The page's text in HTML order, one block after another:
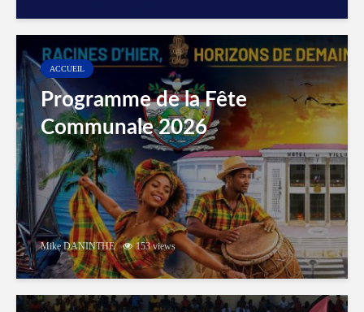
ACCUEIL
Programme de la Fête
Communale 2026
Mike DANINTHE 153 views